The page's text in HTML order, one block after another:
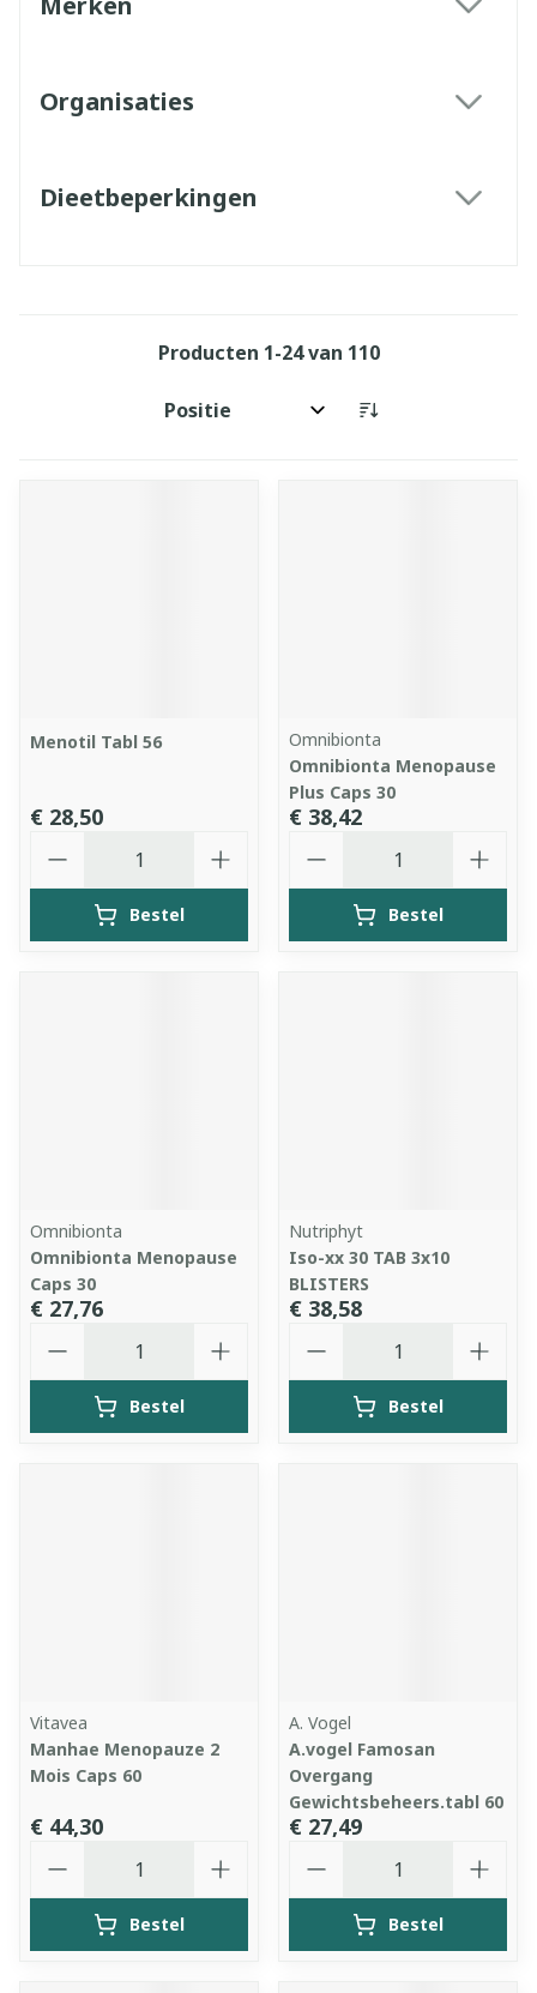
Organisaties
Dieetbeperkingen
Producten 1-24van 110
Sorteer op:
Menotil Tabl 56
€ 28,50
Bestel
Omnibionta
Omnibionta Menopause
Plus Caps 30
€ 38,42
Bestel
Omnibionta
Omnibionta Menopause
Caps 30
€ 27,76
Bestel
Nutriphyt
Iso-xx 30 TAB 3x10
BLISTERS
€ 38,58
Bestel
Vitavea
Manhae Menopauze 2
Mois Caps 60
€ 44,30
Bestel
A. Vogel
A.vogel Famosan
Overgang
Gewichtsbeheers.tabl 60
€ 27,49
Bestel